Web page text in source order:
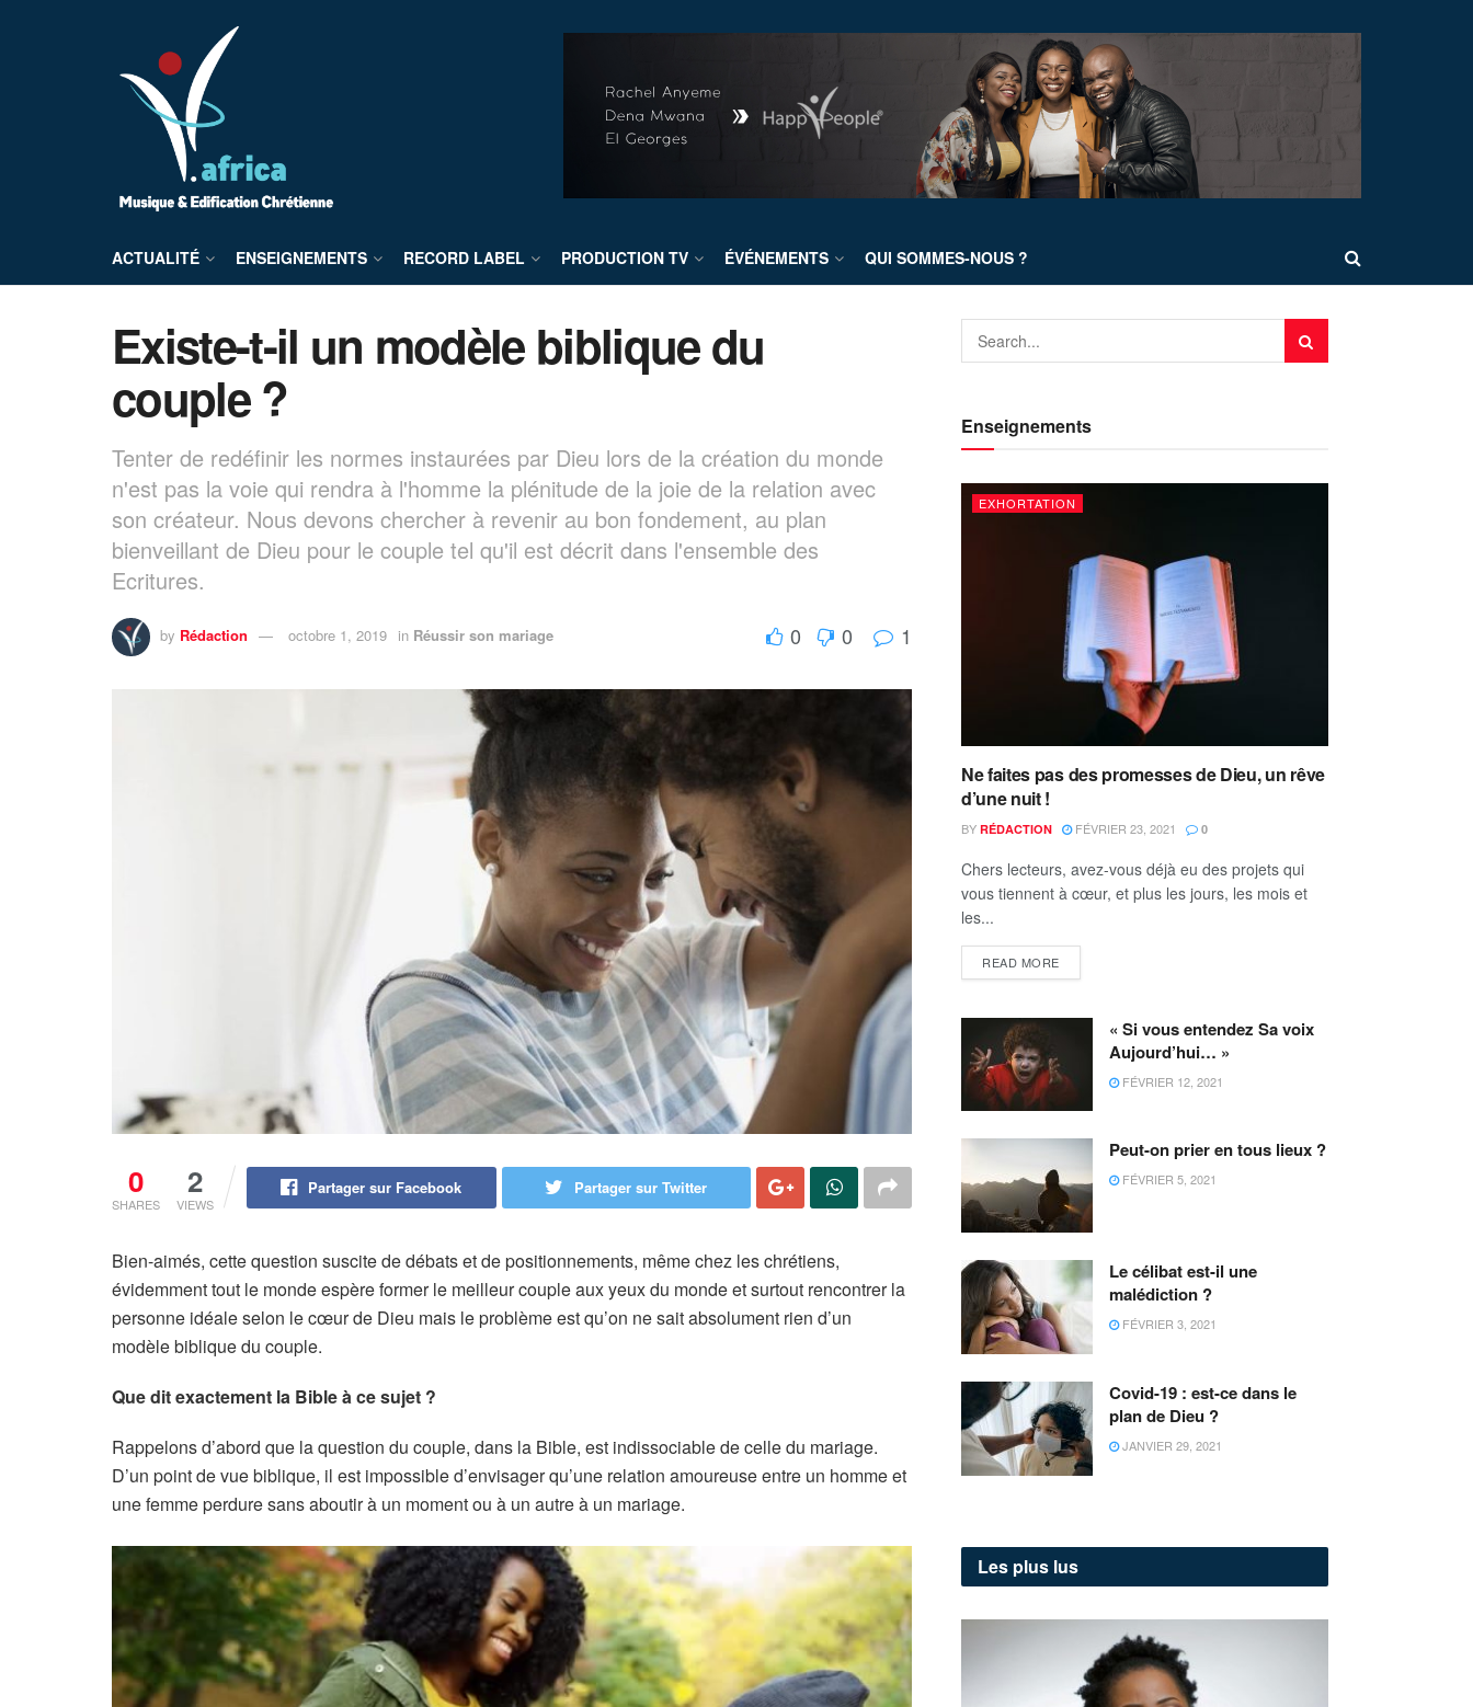
ACTUALITÉ ENSEIGNEMENTS RECORD LABEL PRODUCTION TV ÉVÉNEMENTS QUI SOMMES-NOUS ?
Existe-t-il un modèle biblique du
couple ?
Tenter de redéfinir les normes instaurées par Dieu lors de la création du monde
n'est pas la voie qui rendra à l'homme la plénitude de la joie de la relation avec
son créateur. Nous devons chercher à revenir au bon fondement, au plan
bienveillant de Dieu pour le couple tel qu'il est décrit dans l'ensemble des
Ecritures.
by Rédaction octobre 1, 2019 in Réussir son mariage 0 0 1
0
SHARES
2
VIEWS
Partager sur Facebook Partager sur Twitter
Bien-aimés, cette question suscite de débats et de positionnements, même chez les chrétiens,
évidemment tout le monde espère former le meilleur couple aux yeux du monde et surtout rencontrer la
personne idéale selon le cœur de Dieu mais le problème est qu’on ne sait absolument rien d’un
modèle biblique du couple.
Que dit exactement la Bible à ce sujet ?
Rappelons d’abord que la question du couple, dans la Bible, est indissociable de celle du mariage.
D’un point de vue biblique, il est impossible d’envisager qu’une relation amoureuse entre un homme et
une femme perdure sans aboutir à un moment ou à un autre à un mariage.
Enseignements
EXHORTATION
Ne faites pas des promesses de Dieu, un rêve
d’une nuit !
BY RÉDACTION FÉVRIER 23, 2021 0
Chers lecteurs, avez-vous déjà eu des projets qui
vous tiennent à cœur, et plus les jours, les mois et
les...
READ MORE
« Si vous entendez Sa voix
Aujourd’hui… »
FÉVRIER 12, 2021
Peut-on prier en tous lieux ?
FÉVRIER 5, 2021
Le célibat est-il une
malédiction ?
FÉVRIER 3, 2021
Covid-19 : est-ce dans le
plan de Dieu ?
JANVIER 29, 2021
Les plus lus